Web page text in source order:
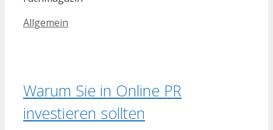
Kategorien
Allgemein
Warum Sie in Online PR
investieren sollten